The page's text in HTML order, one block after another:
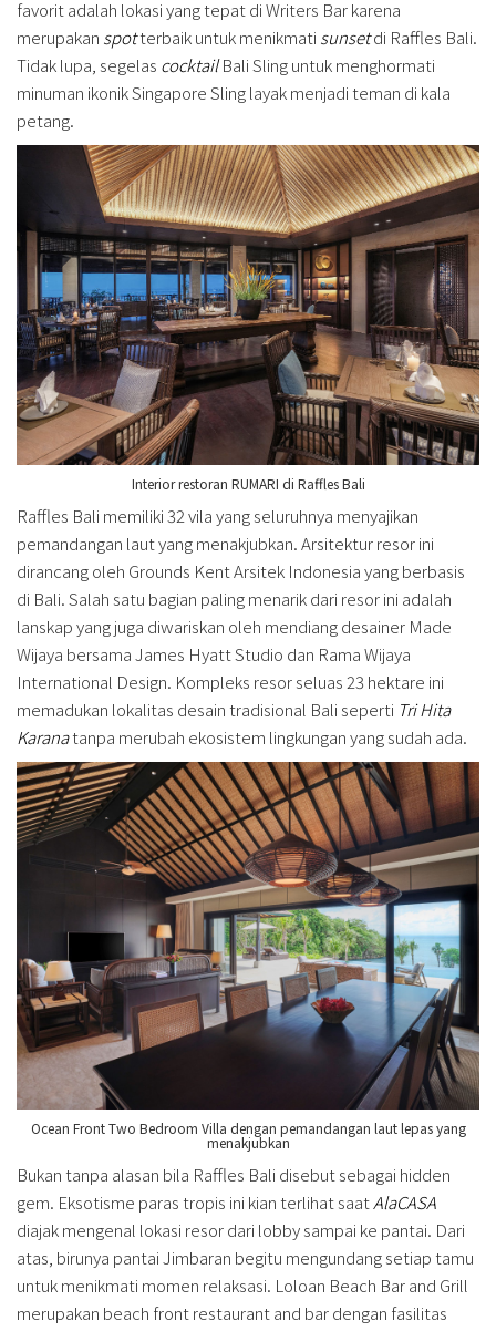
favorit adalah lokasi yang tepat di Writers Bar karena
merupakan spotterbaik untuk menikmati sunsetdi Raffles Bali.
Tidak lupa, segelas cocktailBali Sling untuk menghormati
minuman ikonik Singapore Sling layak menjadi teman di kala
petang.
Interior restoran RUMARI di Raffles Bali
Raffles Bali memiliki 32 vila yang seluruhnya menyajikan
pemandangan laut yang menakjubkan. Arsitektur resor ini
dirancang oleh Grounds Kent Arsitek Indonesia yang berbasis
di Bali. Salah satu bagian paling menarik dari resor ini adalah
lanskap yang juga diwariskan oleh mendiang desainer Made
Wijaya bersama James Hyatt Studio dan Rama Wijaya
International Design. Kompleks resor seluas 23 hektare ini
memadukan lokalitas desain tradisional Bali seperti Tri Hita
Karanatanpa merubah ekosistem lingkungan yang sudah ada.
Ocean Front Two Bedroom Villa dengan pemandangan laut lepas yang
menakjubkan
Bukan tanpa alasan bila Raffles Bali disebut sebagai hidden
gem. Eksotisme paras tropis ini kian terlihat saatAlaCASA
diajak mengenal lokasi resor dari lobby sampai ke pantai. Dari
atas, birunya pantai Jimbaran begitu mengundang setiap tamu
untuk menikmati momen relaksasi. Loloan Beach Bar and Grill
merupakan beach front restaurant and bar dengan fasilitas